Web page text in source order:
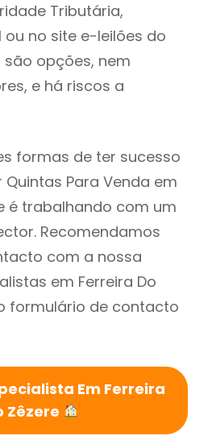
Tributária,
ou no site e-leilões do
opções, nem
e há riscos a
formas de ter sucesso
Para Venda em
é trabalhando com um
Recomendamos
com a nossa
em Ferreira Do
formulário de contacto
Em Ferreira
Zêzere